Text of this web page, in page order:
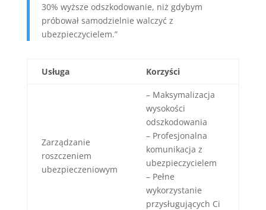
30% wyższe odszkodowanie, niż gdybym
próbował samodzielnie walczyć z
ubezpieczycielem.”
Usługa Korzyści
Zarządzanie
roszczeniem
ubezpieczeniowym
– Maksymalizacja
wysokości
odszkodowania
– Profesjonalna
komunikacja z
ubezpieczycielem
– Pełne
wykorzystanie
przysługujących Ci